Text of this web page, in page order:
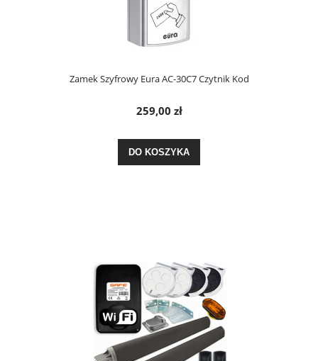
Zamek Szyfrowy Eura AC-30C7 Czytnik Kod
259,00 zł
DO KOSZYKA